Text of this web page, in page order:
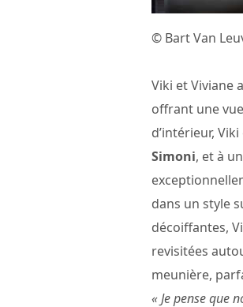
© Bart Van
Viki et Viviane
offrant une
d’intérieur,
Simoni, et à
dans un style
décoiffantes,
revisitées
meunière,
« Je pense que